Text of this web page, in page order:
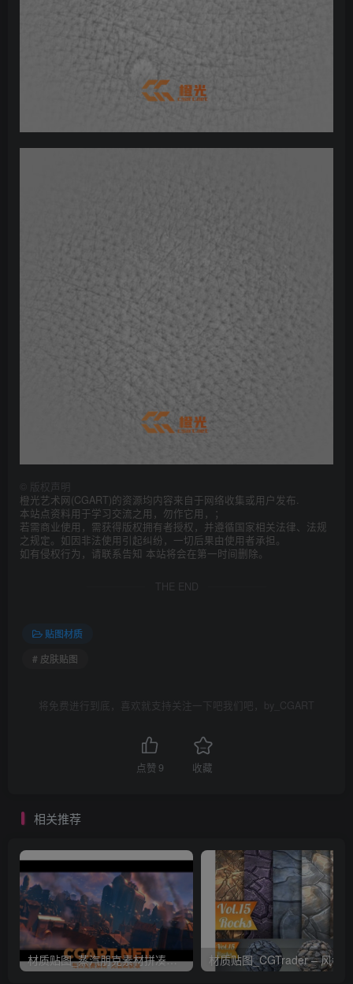
版权声明
橙光艺术网(CGART)的资源均内容来自于网络收集或用户发布.
本站点资料用于学习交流之用，勿作它用，；
若需商业使用，需获得版权拥有者授权，并遵循国家相关法律、法规
之规定。如因非法使用引起纠纷，一切后果由使用者承担。
如有侵权行为，请联系告知 本站将会在第一时间删除。
THE END
贴图材质
# 皮肤贴图
将免费进行到底，喜欢就支持关注一下吧我们吧，by_CGART
点赞 9 收藏
相关推荐
材质贴图_蒸汽朋克素材拼凑套件 + 用于概念设计及游戏的纹理_CGART